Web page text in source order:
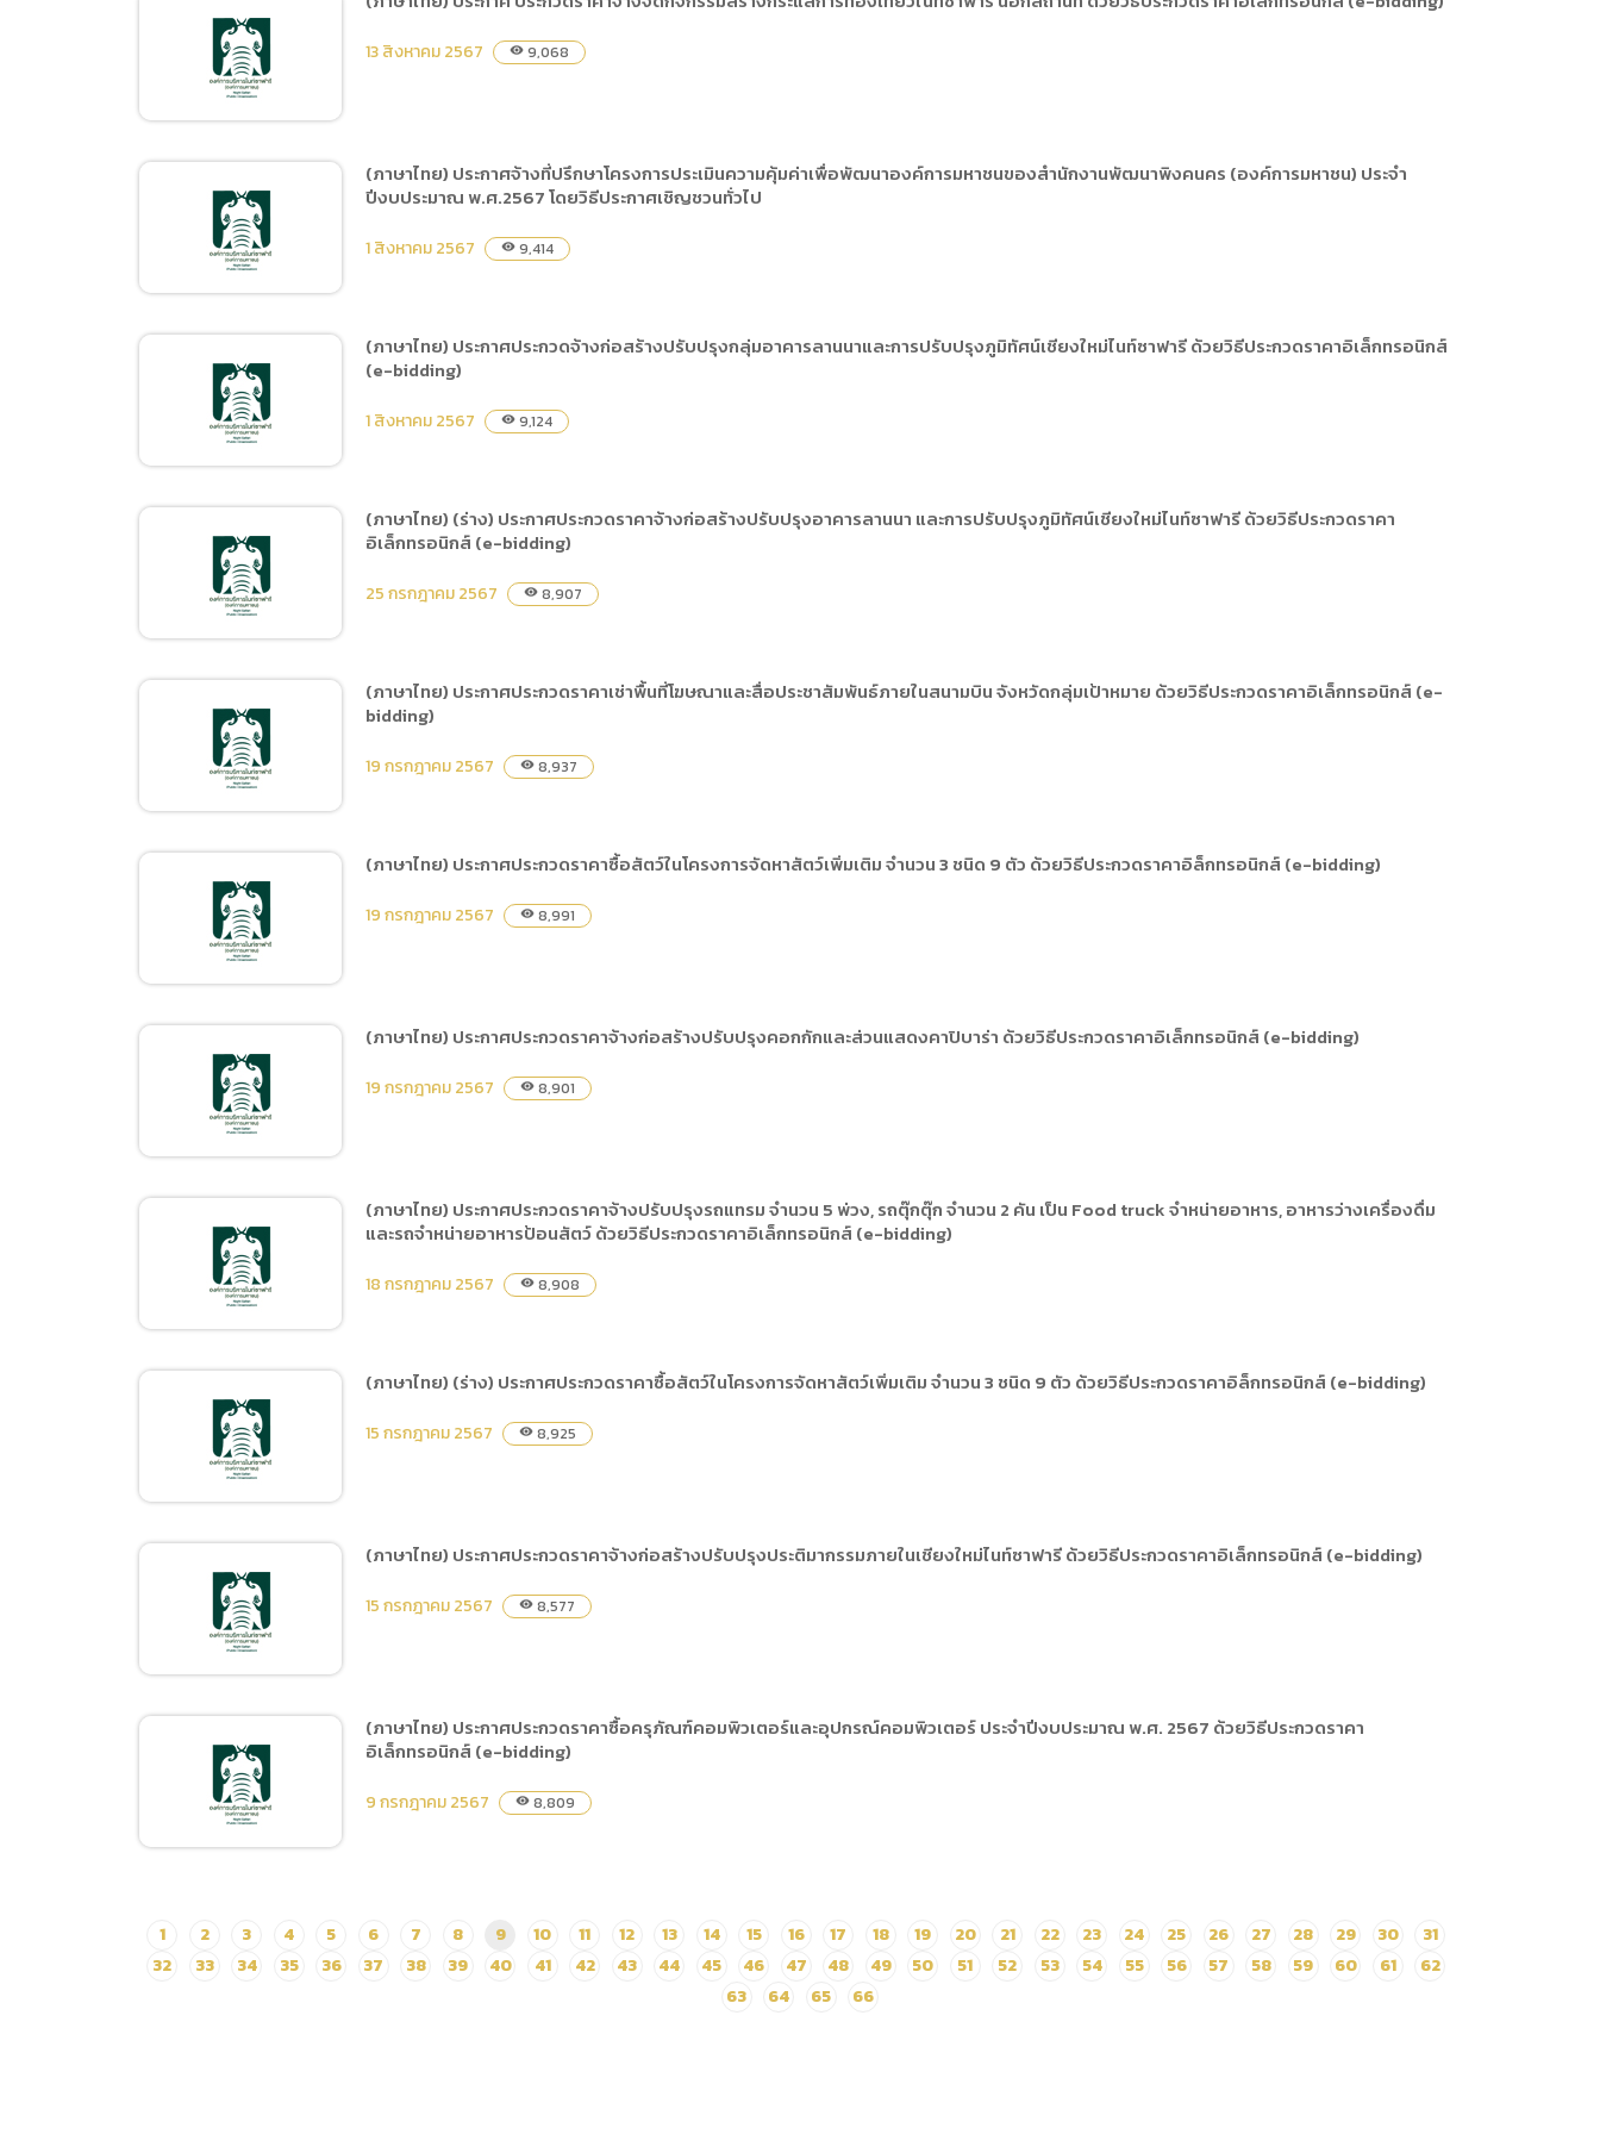
(ภาษาไทย) การเปิดเผยข้อมูลสาธารณะขององค์กร พ.ศ. 2569
Data utilization (Open Data)
(ภาษาไทย) ประกาศ ประกวด
ราคาจ้างการโฆษณา
ประชาสัมพันธ์ ผ่านผู้มี
อิทธิพลทางสื่อออนไลน์ KOL
Influencer Youtuber
ด้วยวิธีประกวดราคา
อิเล็กทรอนิกส์ (e-bidding)
(ภาษาไทย) ประกาศ ประกวด
ราคาจ้างจัดกิจกรรมสร้าง
กระแสการท่องเที่ยวไนท์
ซาฟารี นอกสถานที่ ด้วยวิธี
ประกวดราคาอิเล็กทรอนิกส์
(e-bidding)
13 สิงหาคม 2567 visibility 9,068
(ภาษาไทย) ประกาศจ้างที่
ปรึกษาโครงการประเมิน
ความคุ้มค่าเพื่อพัฒนา
องค์การมหาชนของ
สำนักงานพัฒนาพิงคนคร
(องค์การมหาชน) ประจำ
ปีงบประมาณ พ.ศ.2567
โดยวิธีประกาศเชิญชวน
ทั่วไป
(ภาษาไทย) ประกาศจ้างที่ปรึกษาโครงการประเมินความคุ้มค่าเพื่อพัฒนาองค์การมหาชนของสำนักงานพัฒนาพิงคนคร (องค์การมหาชน) ประจำ
ปีงบประมาณ พ.ศ.2567 โดยวิธีประกาศเชิญชวนทั่วไป
1 สิงหาคม 2567 visibility 9,414
(ภาษาไทย) ประกาศประกวด
จ้างก่อสร้างปรับปรุงกลุ่ม
อาคารลานนาและการ
ปรับปรุงภูมิทัศน์เชียงใหม่
ไนท์ซาฟารี ด้วยวิธีประกวด
ราคาอิเล็กทรอนิกส์ (e-
(ภาษาไทย) ประกาศประกวดจ้างก่อสร้างปรับปรุงกลุ่มอาคารลานนาและการปรับปรุงภูมิทัศน์เชียงใหม่ไนท์ซาฟารี ด้วยวิธีประกวดราคาอิเล็กทรอนิกส์
(e-bidding)
1 สิงหาคม 2567 visibility 9,124
(ภาษาไทย) (ร่าง) ประกาศ
ประกวดราคาจ้างก่อสร้าง
ปรับปรุงอาคารลานนา และ
การปรับปรุงภูมิทัศน์เชียง
ใหม่ไนท์ซาฟารี ด้วยวิธี
ประกวดราคาอิเล็กทรอนิกส์
(e-bidding)
(ภาษาไทย) (ร่าง) ประกาศประกวดราคาจ้างก่อสร้างปรับปรุงอาคารลานนา และการปรับปรุงภูมิทัศน์เชียงใหม่ไนท์ซาฟารี ด้วยวิธีประกวดราคา
อิเล็กทรอนิกส์ (e-bidding)
25 กรกฎาคม 2567 visibility 8,907
(ภาษาไทย) ประกาศประกวด
ราคาเช่าพื้นที่โฆษณาและสื่อ
ประชาสัมพันธ์ภายในสนาม
บิน จังหวัดกลุ่มเป้าหมาย
ด้วยวิธีประกวดราคา
อิเล็กทรอนิกส์ (e-bidding)
(ภาษาไทย) ประกาศประกวดราคาเช่าพื้นที่โฆษณาและสื่อประชาสัมพันธ์ภายในสนามบิน จังหวัดกลุ่มเป้าหมาย ด้วยวิธีประกวดราคาอิเล็กทรอนิกส์ (e-
bidding)
19 กรกฎาคม 2567 visibility 8,937
(ภาษาไทย) ประกาศประกวด
ราคาซื้อสัตว์ในโครงการ
จัดหาสัตว์เพิ่มเติม จำนวน 3
ชนิด 9 ตัว ด้วยวิธีประกวด
ราคาอิล็กทรอนิกส์ (e-
(ภาษาไทย) ประกาศประกวดราคาซื้อสัตว์ในโครงการจัดหาสัตว์เพิ่มเติม จำนวน 3 ชนิด 9 ตัว ด้วยวิธีประกวดราคาอิล็กทรอนิกส์ (e-bidding)
19 กรกฎาคม 2567 visibility 8,991
(ภาษาไทย) ประกาศประกวด
ราคาจ้างก่อสร้างปรับปรุง
คอกกักและส่วนแสดงคาปิ
บาร่า ด้วยวิธีประกวดราคา
อิเล็กทรอนิกส์ (e-bidding)
(ภาษาไทย) ประกาศประกวดราคาจ้างก่อสร้างปรับปรุงคอกกักและส่วนแสดงคาปิบาร่า ด้วยวิธีประกวดราคาอิเล็กทรอนิกส์ (e-bidding)
19 กรกฎาคม 2567 visibility 8,901
(ภาษาไทย) ประกาศประกวด
ราคาจ้างปรับปรุงรถแทรม
จำนวน 5 พ่วง, รถตุ๊กตุ๊ก
จำนวน 2 คัน เป็น Food
truck จำหน่ายอาหาร,
อาหารว่างเครื่องดื่ม และรถ
จำหน่ายอาหารป้อนสัตว์
ด้วยวิธีประกวดราคา
อิเล็กทรอนิกส์ (e-bidding)
(ภาษาไทย) ประกาศประกวดราคาจ้างปรับปรุงรถแทรม จำนวน 5 พ่วง, รถตุ๊กตุ๊ก จำนวน 2 คัน เป็น Food truck จำหน่ายอาหาร, อาหารว่างเครื่องดื่ม
และรถจำหน่ายอาหารป้อนสัตว์ ด้วยวิธีประกวดราคาอิเล็กทรอนิกส์ (e-bidding)
18 กรกฎาคม 2567 visibility 8,908
(ภาษาไทย) (ร่าง) ประกาศ
ประกวดราคาซื้อสัตว์ใน
โครงการจัดหาสัตว์เพิ่มเติม
จำนวน 3 ชนิด 9 ตัว ด้วยวิธี
ประกวดราคาอิล็กทรอนิกส์
(e-bidding)
(ภาษาไทย) (ร่าง) ประกาศประกวดราคาซื้อสัตว์ในโครงการจัดหาสัตว์เพิ่มเติม จำนวน 3 ชนิด 9 ตัว ด้วยวิธีประกวดราคาอิล็กทรอนิกส์ (e-bidding)
15 กรกฎาคม 2567 visibility 8,925
(ภาษาไทย) ประกาศประกวด
ราคาจ้างก่อสร้างปรับปรุง
ประติมากรรมภายในเชียง
ใหม่ไนท์ซาฟารี ด้วยวิธี
(ภาษาไทย) ประกาศประกวดราคาจ้างก่อสร้างปรับปรุงประติมากรรมภายในเชียงใหม่ไนท์ซาฟารี ด้วยวิธีประกวดราคาอิเล็กทรอนิกส์ (e-bidding)
15 กรกฎาคม 2567 visibility 8,577
(ภาษาไทย) ประกาศประกวด
ราคาซื้อครุภัณฑ์
(ภาษาไทย) ประกาศประกวดราคาซื้อครุภัณฑ์คอมพิวเตอร์และอุปกรณ์คอมพิวเตอร์ ประจำปีงบประมาณ พ.ศ. 2567 ด้วยวิธีประกวดราคา
อิเล็กทรอนิกส์ (e-bidding)
9 กรกฎาคม 2567 visibility 8,809
1 2 3 4 5 6 7 8 9 10 11 12 13 14 15 16 17 18 19 20 21 22 23 24 25 26 27 28 29 30
31
32
33 34 35 36 37 38 39 40 41 42 43 44 45 46 47 48 49 50 51 52 53 54 55 56 57 58 59 60 61
62
63
64 65 66